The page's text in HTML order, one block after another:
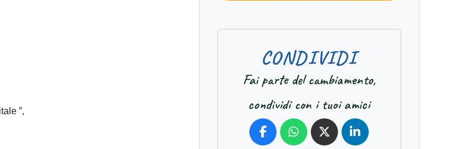
”,
CONDIVIDI
Fai parte del cambiamento,
condividi con i tuoi amici